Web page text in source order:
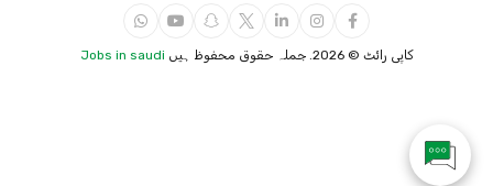
کاپی رائٹ ©2026. جملہ حقوق محفوظ ہیں Jobs in saudi